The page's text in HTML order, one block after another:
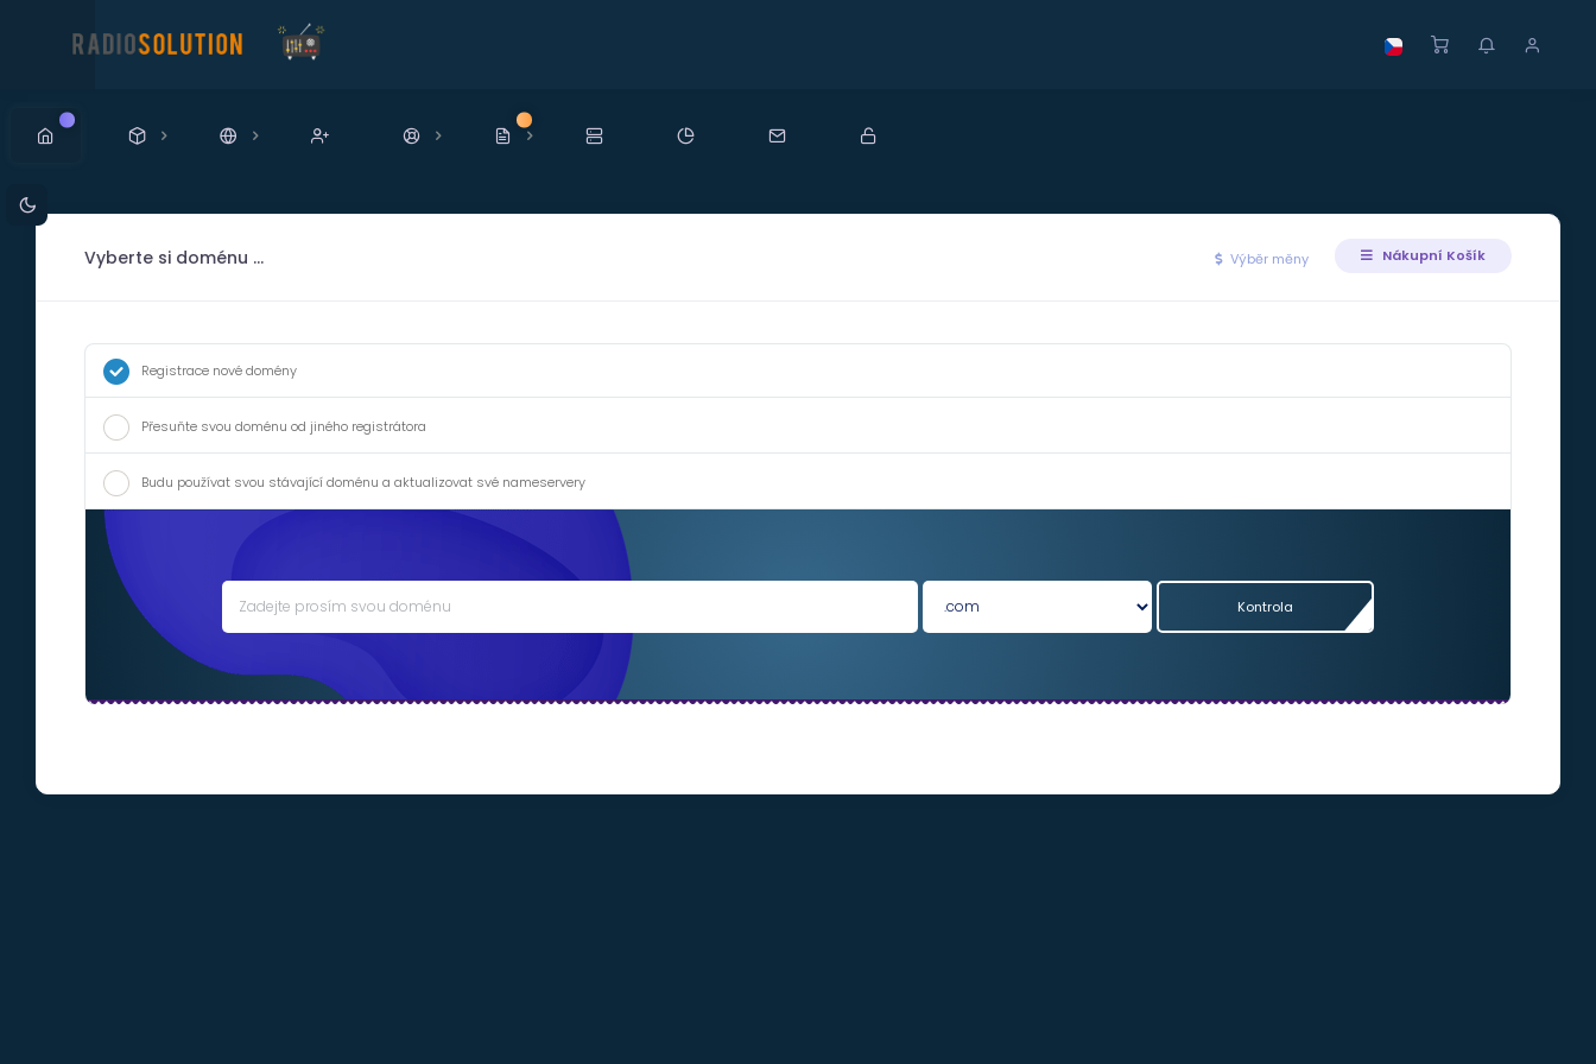
Nový Nový
Vyberte si doménu ... Výběr měny Nákupní Košík
Registrace nové domény
Přesuňte svou doménu od jiného registrátora
Budu používat svou stávající doménu a aktualizovat své nameservery
Kontrola